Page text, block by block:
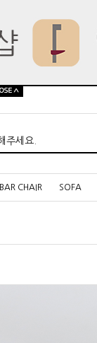
BAR CHAIR SOFA